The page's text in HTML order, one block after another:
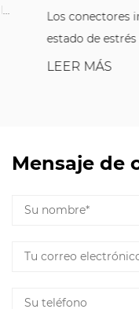
Los conectores
estado de estrés
LEER MÁS
Mensaje de